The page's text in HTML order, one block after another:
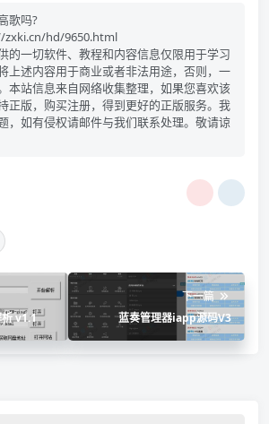
歌吗?
zxki.cn/hd/9650.html
的一切软件、教程和内容信息仅限用于学习
上述内容用于商业或者非法用途，否则，一
本站信息来自网络收集整理，如果您喜欢该
正版，购买注册，得到更好的正版服务。我
，如有侵权请邮件与我们联系处理。敬请谅
v1.1
下一篇
蓝奏管理器iapp源码V3